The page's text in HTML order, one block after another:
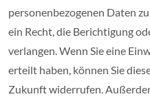
personenbezogenen Daten
ein Recht, die Berichtigung
verlangen. Wenn Sie eine
erteilt haben, können Sie
Zukunft widerrufen.